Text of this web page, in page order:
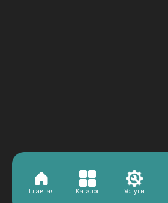
Главная Каталог Услуги